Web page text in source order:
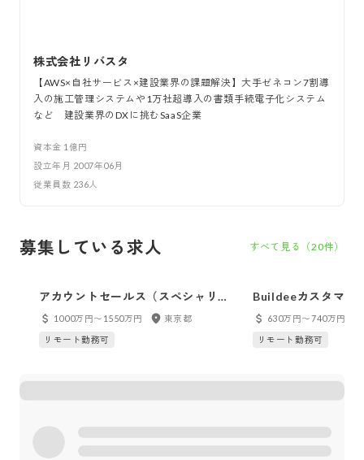
株式会社リバスタ
【AWS×自社サービス×建設業界の課題解決】大手ゼネコン7割導
入の施工管理システムや1万社超導入の書類手続電子化システム
など 建設業界のDXに挑むSaaS企業
資本金 1億円
設立年月 2007年06月
従業員数 236人
募集している求人 すべて見る（20件）
アカウントセールス（スペシャリス
ト）1000万円〜1550万円
東京都
リモート勤務可
Buildeeカスタマー
ジャー候補）
630万円〜740万円
リモート勤務可